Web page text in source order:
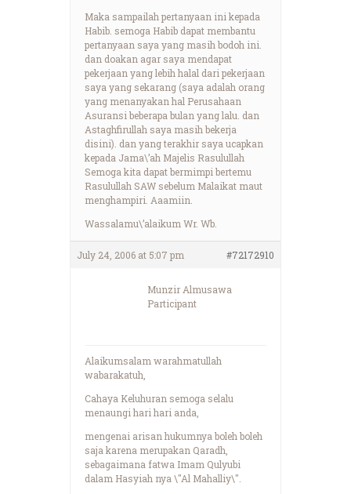
Maka sampailah pertanyaan ini kepada
Habib. semoga Habib dapat membantu
pertanyaan saya yang masih bodoh ini.
dan doakan agar saya mendapat
pekerjaan yang lebih halal dari pekerjaan
saya yang sekarang (saya adalah orang
yang menanyakan hal Perusahaan
Asuransi beberapa bulan yang lalu. dan
Astaghfirullah saya masih bekerja
disini). dan yang terakhir saya ucapkan
kepada Jama\’ah Majelis Rasulullah
Semoga kita dapat bermimpi bertemu
Rasulullah SAW sebelum Malaikat maut
menghampiri. Aaamiin.
Wassalamu\’alaikum Wr. Wb.
July 24, 2006 at 5:07 pm #72172910
Munzir Almusawa
Participant
Alaikumsalam warahmatullah
wabarakatuh,
Cahaya Keluhuran semoga selalu
menaungi hari hari anda,
mengenai arisan hukumnya boleh boleh
saja karena merupakan Qaradh,
sebagaimana fatwa Imam Qulyubi
dalam Hasyiah nya \"Al Mahalliy\".